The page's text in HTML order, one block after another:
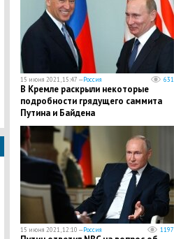
15 июня 2021, 15:47 —Россия 631
В Кремле раскрыли некоторые
подробности грядущего саммита
Путина и Байдена
15 июня 2021, 12:10 —Россия 1197